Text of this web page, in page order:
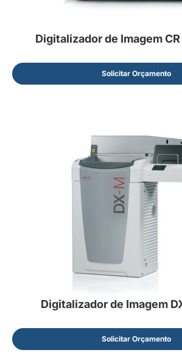
Digitalizador de Imagem CR
Solicitar Orçamento
Digitalizador de Imagem
Solicitar Orçamento